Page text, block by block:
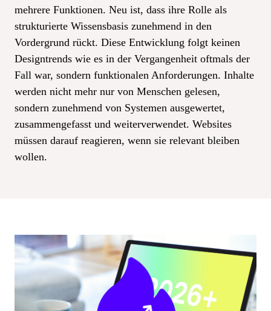
mehrere Funktionen. Neu ist, dass ihre Rolle als
strukturierte Wissensbasis zunehmend in den
Vordergrund rückt. Diese Entwicklung folgt keinen
Designtrends wie es in der Vergangenheit oftmals der
Fall war, sondern funktionalen Anforderungen. Inhalte
werden nicht mehr nur von Menschen gelesen,
sondern zunehmend von Systemen ausgewertet,
zusammengefasst und weiterverwendet. Websites
müssen darauf reagieren, wenn sie relevant bleiben
wollen.